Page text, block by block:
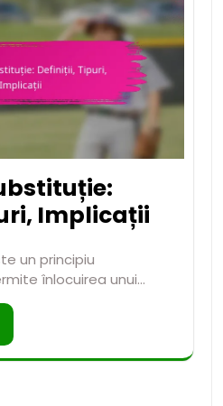
Implicații
un principiu
înlocuirea unui…